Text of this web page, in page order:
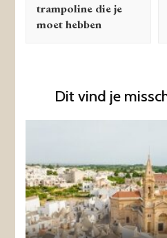
trampoline die je
moet hebben
Dit vind je